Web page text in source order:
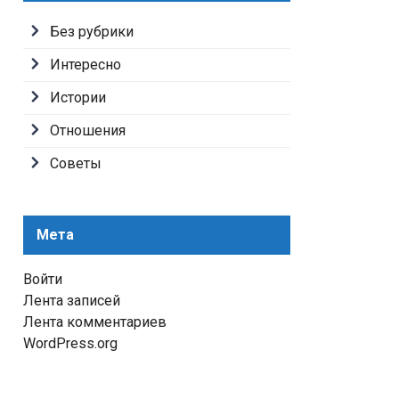
Без рубрики
Интересно
Истории
Отношения
Советы
Мета
Войти
Лента записей
Лента комментариев
WordPress.org